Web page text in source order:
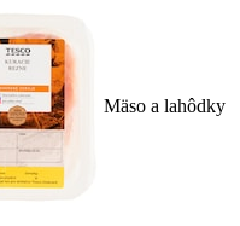
Mäso a lahôdky